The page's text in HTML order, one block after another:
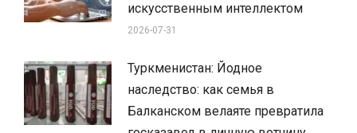
искусственным интеллектом
2026-07-31
Туркменистан: Йодное
наследство: как семья в
Балканском велаяте превратила